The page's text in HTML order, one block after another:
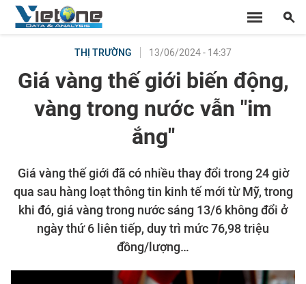
THỊ TRƯỜNG 13/06/2024 - 14:37
Giá vàng thế giới biến động,
vàng trong nước vẫn "im
ắng"
Giá vàng thế giới đã có nhiều thay đổi trong 24 giờ
qua sau hàng loạt thông tin kinh tế mới từ Mỹ, trong
khi đó, giá vàng trong nước sáng 13/6 không đổi ở
ngày thứ 6 liên tiếp, duy trì mức 76,98 triệu
đồng/lượng…